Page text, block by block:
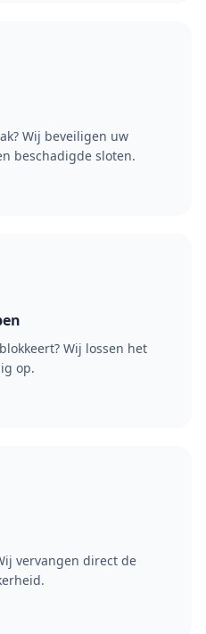
Wij beveiligen uw
beschadigde sloten.
Wij lossen het
op.
vervangen direct de